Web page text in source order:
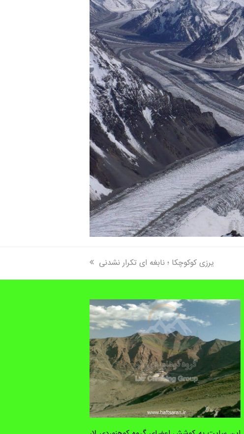
next
یرزی کوکوچکا ؛ نابغه ای تکرار نشدنی